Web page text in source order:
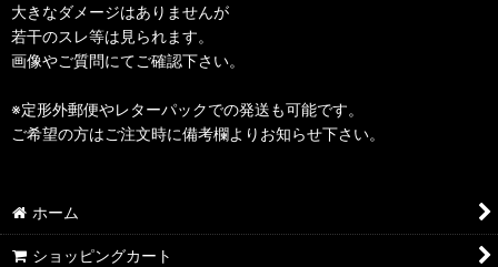
大きなダメージはありませんが
若干のスレ等は見られます。
画像やご質問にてご確認下さい。
※定形外郵便やレターパックでの発送も可能です。
ご希望の方はご注文時に備考欄よりお知らせ下さい。
ホーム
ショッピングカート